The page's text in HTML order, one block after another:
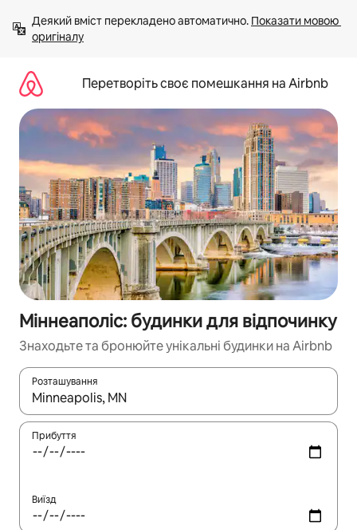
вмісту
Деякий вміст перекладено автоматично. Показати мовою
оригіналу
Перетворіть своє помешкання на Airbnb
Міннеаполіс: будинки для відпочинку
Знаходьте та бронюйте унікальні будинки на Airbnb
Розташування
Отримавши результати пошуку, використовуйте для
Прибуття
Виїзд